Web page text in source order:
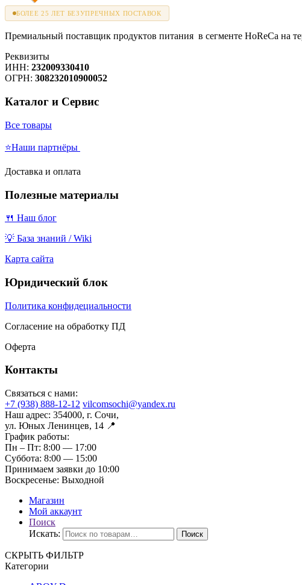
БОЛЕЕ 25 ЛЕТ БЕЗУПРЕЧНЫХ ПОСТАВОК
Премиальный поставщик продуктов питания в сегменте HoReCa на
Реквизиты
ИНН: 232009330410
ОГРН: 308232010900052
Каталог и Сервис
Все товары
⭐Наши партнёры
Доставка и оплата
Полезные материалы
🍴 Наш блог
💡 База знаний / Wiki
Карта сайта
Юридический блок
Политика конфидециальности
Согласение на обработку ПД
Оферта
Контакты
Связаться с нами:
+7 (938) 888-12-12 vilcomsochi@yandex.ru
Наш адрес: 354000, г. Сочи,
ул. Юных Ленинцев, 14 📍
График работы:
Пн – Пт: 8:00 — 17:00
Суббота: 8:00 — 15:00
Принимаем заявки до 10:00
Воскресенье: Выходной
Магазин
Мой аккаунт
Поиск
Искать:
Поиск
СКРЫТЬ ФИЛЬТР
Категории